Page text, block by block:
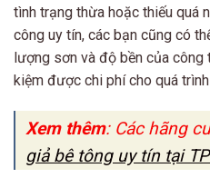
tình trạng thừa hoặc thiếu quá
công uy tín, các bạn cũng có
lượng sơn và độ bền của
kiệm được chi phí cho quá
Xem thêm: Các hãng
giả bê tông uy tín tại